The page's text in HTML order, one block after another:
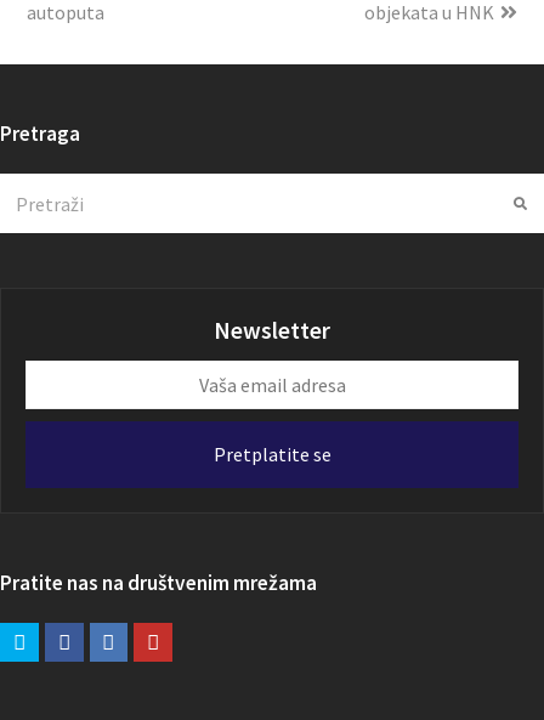
autoputa
objekata u HNK
Pretraga
Newsletter
email
Pretplatite se
Pratite nas na društvenim mrežama